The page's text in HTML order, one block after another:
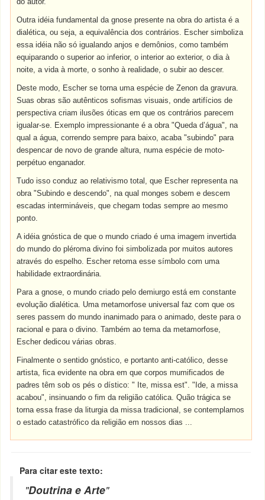
Outra idéia fundamental da gnose presente na obra do artista é a
dialética, ou seja, a equivalência dos contrários. Escher simboliza
essa idéia não só igualando anjos e demônios, como também
equiparando o superior ao inferior, o interior ao exterior, o dia à
noite, a vida à morte, o sonho à realidade, o subir ao descer.
Deste modo, Escher se torna uma espécie de Zenon da gravura.
Suas obras são autênticos sofismas visuais, onde artifícios de
perspectiva criam ilusões óticas em que os contrários parecem
igualar-se. Exemplo impressionante é a obra "Queda d’água", na
qual a água, correndo sempre para baixo, acaba "subindo" para
despencar de novo de grande altura, numa espécie de moto-
perpétuo enganador.
Tudo isso conduz ao relativismo total, que Escher representa na
obra "Subindo e descendo", na qual monges sobem e descem
escadas intermináveis, que chegam todas sempre ao mesmo
ponto.
A idéia gnóstica de que o mundo criado é uma imagem invertida
do mundo do pléroma divino foi simbolizada por muitos autores
através do espelho. Escher retoma esse símbolo com uma
habilidade extraordinária.
Para a gnose, o mundo criado pelo demiurgo está em constante
evolução dialética. Uma metamorfose universal faz com que os
seres passem do mundo inanimado para o animado, deste para o
racional e para o divino. Também ao tema da metamorfose,
Escher dedicou várias obras.
Finalmente o sentido gnóstico, e portanto anti-católico, desse
artista, fica evidente na obra em que corpos mumificados de
padres têm sob os pés o dístico: " Ite, missa est". "Ide, a missa
acabou", insinuando o fim da religião católica. Quão trágica se
torna essa frase da liturgia da missa tradicional, se contemplamos
o estado catastrófico da religião em nossos dias ...
Para citar este texto:
"Doutrina e Arte"